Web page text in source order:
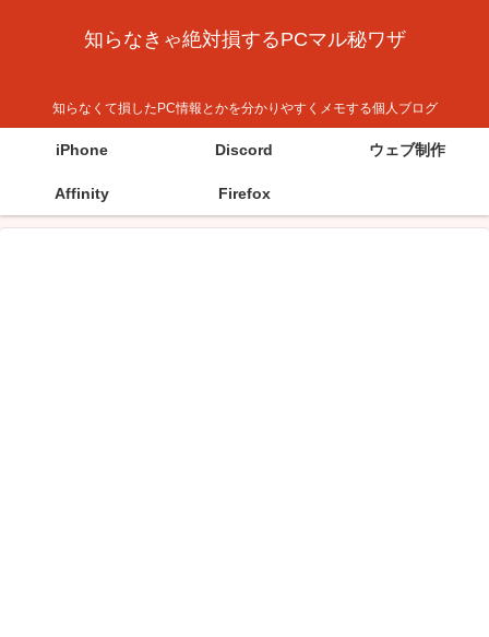
知らなきゃ絶対損するPCマル秘ワザ
知らなくて損したPC情報とかを分かりやすくメモする個人ブログ
iPhone Discord ウェブ制作
Affinity Firefox